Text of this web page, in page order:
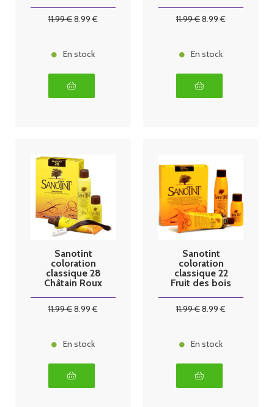
11.99€8.99 €
En stock
11.99€8.99 €
En stock
Sanotint
coloration
classique 28
Châtain Roux
11.99€8.99 €
En stock
Sanotint
coloration
classique 22
Fruit des bois
11.99€8.99 €
En stock